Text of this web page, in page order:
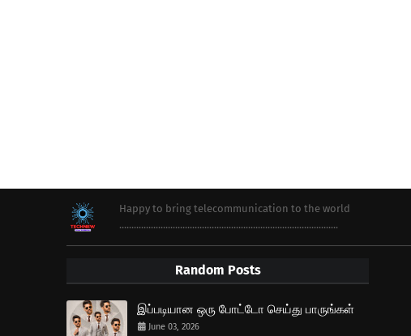
Happy to bring telecommunication to the world
..........................................................................................
Random Posts
இப்படியான ஒரு போட்டோ செய்து பாருங்கள்
June 03, 2026